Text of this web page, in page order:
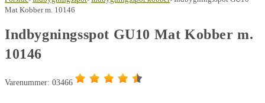
Mat Kobber m. 10146
Indbygningsspot GU10 Mat Kobber m.
10146
Varenummer: 03466